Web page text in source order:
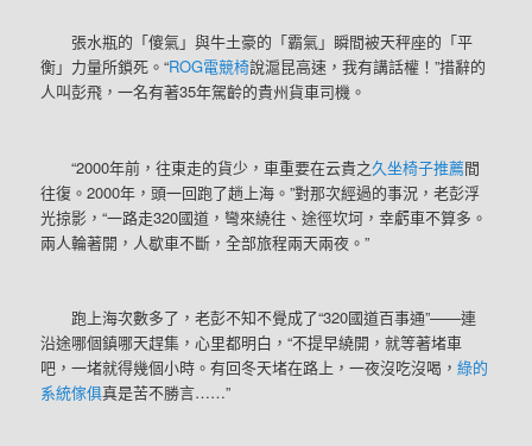
張水瓶的「傻氣」與牛土豪的「霸氣」瞬間被天秤座的「平
衡」力量所鎖死。“ROG電競椅說滬昆高速，我有講話權！”措辭的
人叫彭飛，一名有著35年駕齡的貴州貨車司機。
“2000年前，往東走的貨少，車重要在云貴之久坐椅子推薦間
往復。2000年，頭一回跑了趟上海。”對那次經過的事況，老彭浮
光掠影，“一路走320國道，彎來繞往、途徑坎坷，幸虧車不算多。
兩人輪著開，人歇車不斷，全部旅程兩天兩夜。”
跑上海次數多了，老彭不知不覺成了“320國道百事通”——連
沿途哪個鎮哪天趕集，心里都明白，“不提早繞開，就等著堵車
吧，一堵就得幾個小時。有回冬天堵在路上，一夜沒吃沒喝，綠的
系統傢俱真是苦不勝言……”